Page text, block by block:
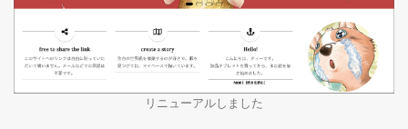
リニューアルしました